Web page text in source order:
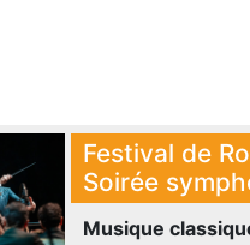
Festival de
Soirée
Musique